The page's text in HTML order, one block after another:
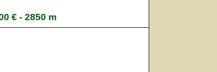
€ - 2850 m